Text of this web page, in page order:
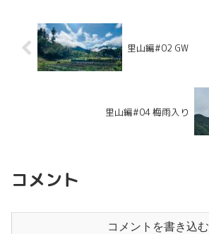
里山編#02 GW
里山編#04 梅雨入り
コメント
コメントを書き込む